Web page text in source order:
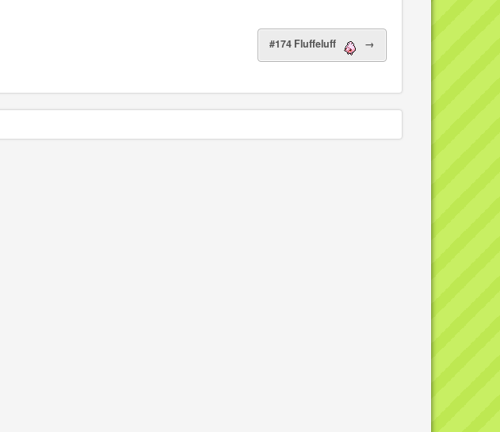
#174 Fluffeluff →